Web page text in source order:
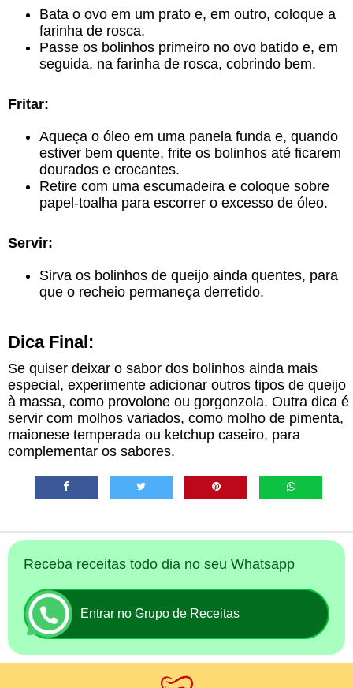
Bata o ovo em um prato e, em outro, coloque a
farinha de rosca.
Passe os bolinhos primeiro no ovo batido e, em
seguida, na farinha de rosca, cobrindo bem.
Fritar:
Aqueça o óleo em uma panela funda e, quando
estiver bem quente, frite os bolinhos até ficarem
dourados e crocantes.
Retire com uma escumadeira e coloque sobre
papel-toalha para escorrer o excesso de óleo.
Servir:
Sirva os bolinhos de queijo ainda quentes, para
que o recheio permaneça derretido.
Dica Final:
Se quiser deixar o sabor dos bolinhos ainda mais
especial, experimente adicionar outros tipos de queijo
à massa, como provolone ou gorgonzola. Outra dica é
servir com molhos variados, como molho de pimenta,
maionese temperada ou ketchup caseiro, para
complementar os sabores.
Receba receitas todo dia no seu Whatsapp
Entrar no Grupo de Receitas